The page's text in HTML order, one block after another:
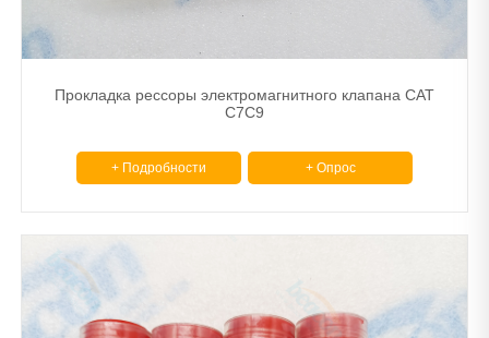
Прокладка рессоры электромагнитного клапана CAT
C7C9
+ Подробности + Опрос